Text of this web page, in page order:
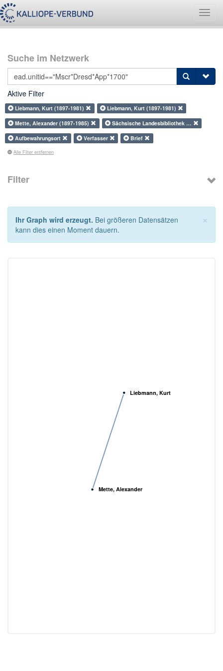
Suche im Netzwerk
Aktive Filter
Liebmann, Kurt (1897-1981)
Liebmann, Kurt (1897-1981)
Mette, Alexander (1897-1985)
Sächsische Landesbibliothek …
Aufbewahrungsort
Verfasser Brief
Alle Filter entfernen
Filter
×
Ihr Graph wird erzeugt. Bei größeren Datensätzen
kann dies einen Moment dauern.
Mette, Alexander
Liebmann, Kurt